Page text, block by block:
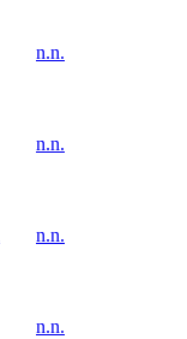
n.n.
n.n.
n.n.
n.n.